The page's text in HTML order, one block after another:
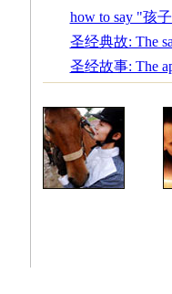
how to say "孩
圣经典故: The
圣经故事: The